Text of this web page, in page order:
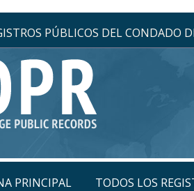
PÚBLICOS DEL CONDADO
PRINCIPAL TODOS LOS